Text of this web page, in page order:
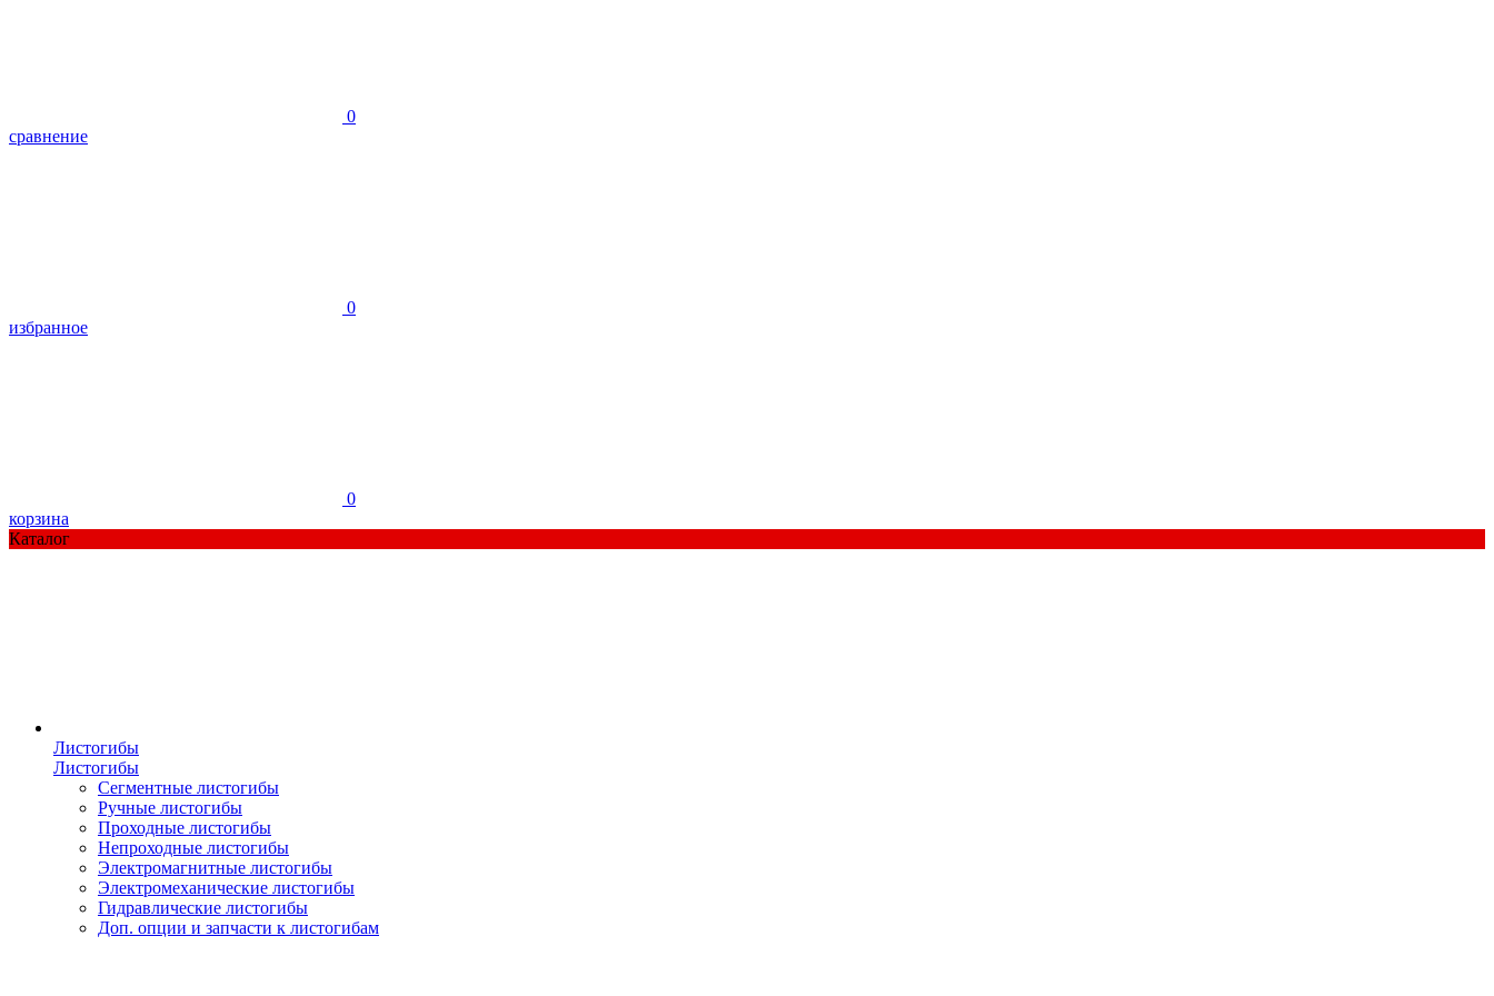
0
сравнение
0
избранное
0
корзина
Каталог
Листогибы
Листогибы
Сегментные листогибы
Ручные листогибы
Проходные листогибы
Непроходные листогибы
Электромагнитные листогибы
Электромеханические листогибы
Гидравлические листогибы
Доп. опции и запчасти к листогибам